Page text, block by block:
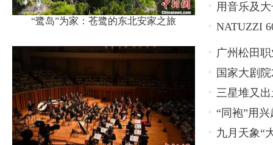
“鹭岛”为家：苍鹭的东北安家之旅
用音乐及
NATUZZI
广州松田
养新模式
国家大剧
三星堆又
“同袍”用
九月天象“